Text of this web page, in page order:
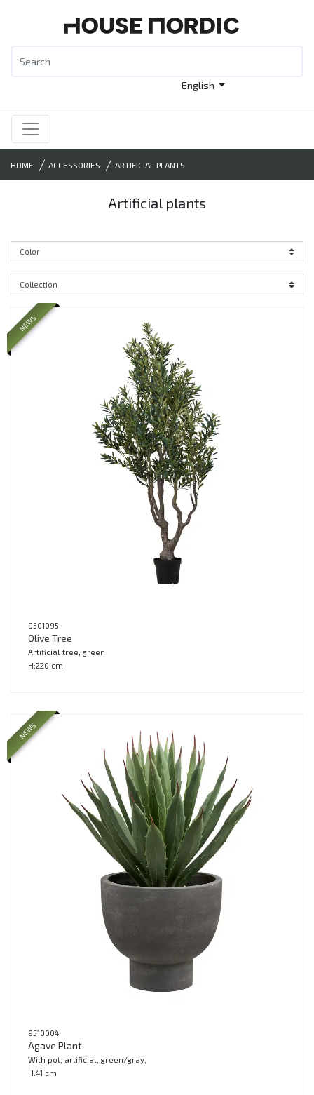
English
HOME ACCESSORIES ARTIFICIAL PLANTS
Artificial plants
NEWS
9501095
Olive Tree
Artificial tree, green
H:220 cm
NEWS
9510004
Agave Plant
With pot, artificial, green/gray,
H:41 cm